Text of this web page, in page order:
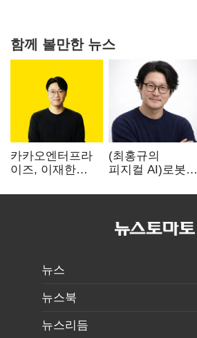
함께 볼만한 뉴스
카카오엔터프라
이즈, 이재한
(최홍규의
피지컬 AI)로봇이
살린다, 그런데
할지는 모른다
뉴스
뉴스북
뉴스리듬